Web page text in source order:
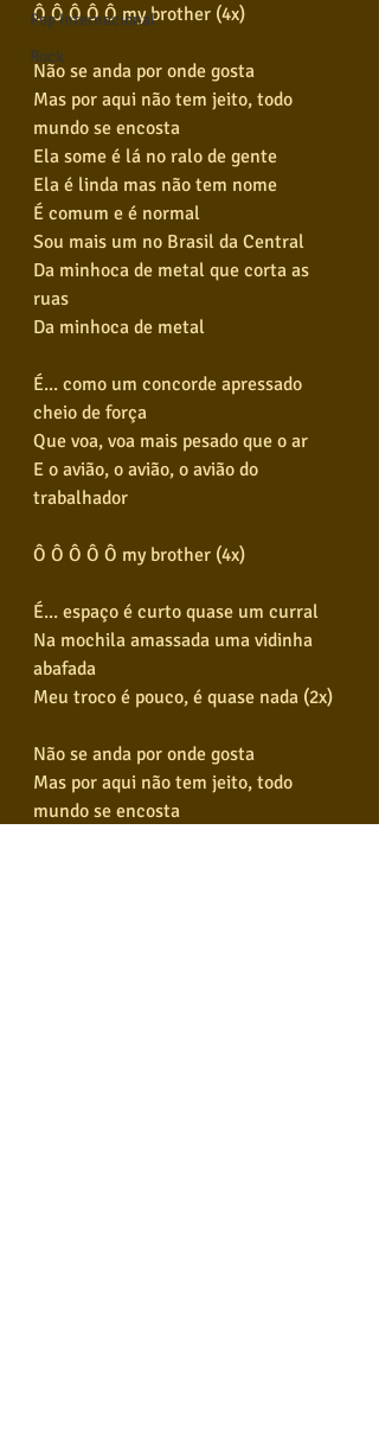
Pop Internacional
Rock
Ô Ô Ô Ô Ô my brother (4x)
Não se anda por onde gosta
Mas por aqui não tem jeito, todo
mundo se encosta
Ela some é lá no ralo de gente
Ela é linda mas não tem nome
É comum e é normal
Sou mais um no Brasil da Central
Da minhoca de metal que corta as
ruas
Da minhoca de metal
É... como um concorde apressado
cheio de força
Que voa, voa mais pesado que o ar
E o avião, o avião, o avião do
trabalhador
Ô Ô Ô Ô Ô my brother (4x)
É... espaço é curto quase um curral
Na mochila amassada uma vidinha
abafada
Meu troco é pouco, é quase nada (2x)
Não se anda por onde gosta
Mas por aqui não tem jeito, todo
mundo se encosta